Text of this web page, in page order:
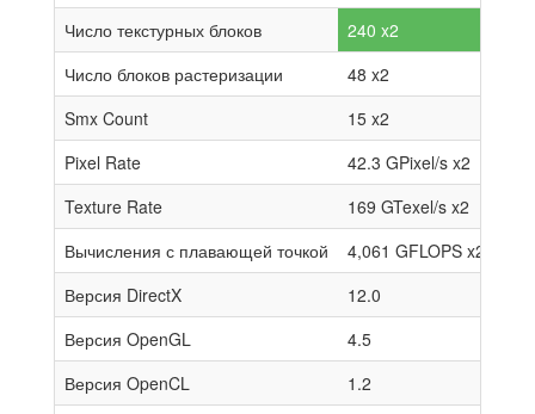
Число текстурных блоков
240 x2
Число блоков растеризации
48 x2
Smx Count
15 x2
Pixel Rate
42.3 GPixel/s x2
Texture Rate
169 GTexel/s x2
Вычисления с плавающей точкой
4,061 GFLOPS x2
Версия DirectX
12.0
Версия OpenGL
4.5
Версия OpenCL
1.2